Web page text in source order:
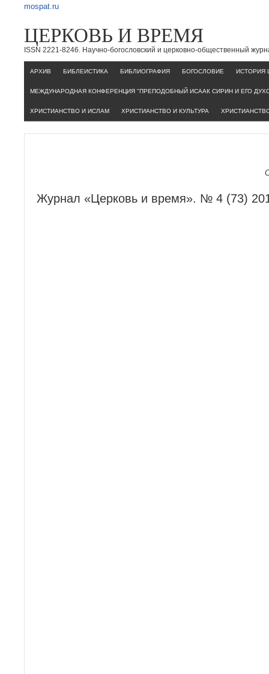
mospat.ru
ЦЕРКОВЬ И ВРЕМЯ
ISSN 2221-8246. Научно-богословский и церковно-общественный
AРХИВ БИБЛЕИСТИКА БИБЛИОГРАФИЯ БОГОСЛОВИЕ ИСТОРИЯ
МЕЖДУНАРОДНАЯ КОНФЕРЕНЦИЯ "ПРЕПОДОБНЫЙ ИСААК СИРИН И ЕГО
ХРИСТИАНСТВО И ИСЛАМ ХРИСТИАНСТВО И КУЛЬТУРА
Журнал «Церковь и время». № 4 (73)